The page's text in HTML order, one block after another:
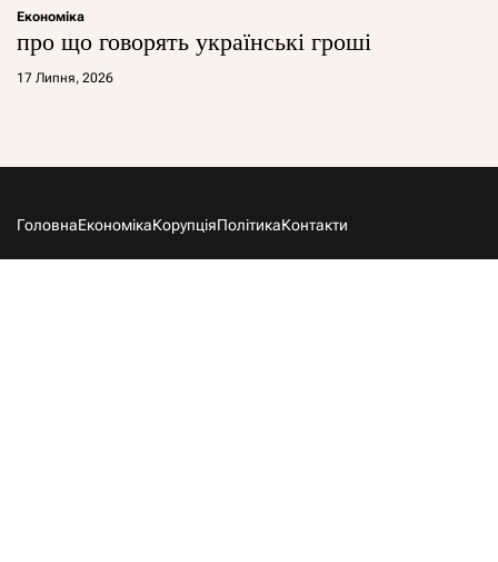
Економіка
про що говорять українські гроші
17 Липня, 2026
ГоловнаЕкономікаКорупціяПолітикаКонтакти